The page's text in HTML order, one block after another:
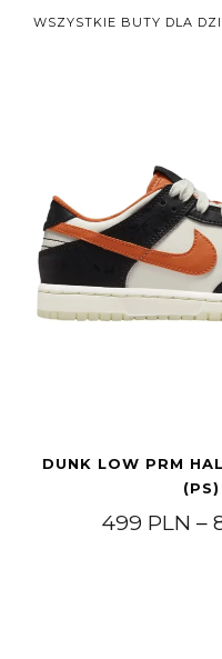
WSZYSTKIE BUTY DLA
DUNK LOW PRM
(PS)
499 PLN –